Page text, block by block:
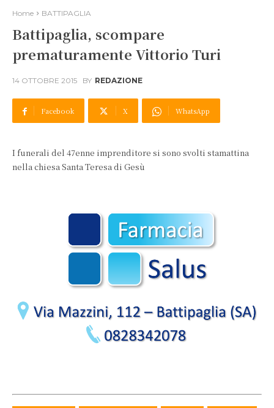
Home BATTIPAGLIA
Battipaglia, scompare
prematuramente Vittorio Turi
14 OTTOBRE 2015 BY REDAZIONE
Facebook X WhatsApp
I funerali del 47enne imprenditore si sono svolti stamattina
nella chiesa Santa Teresa di Gesù